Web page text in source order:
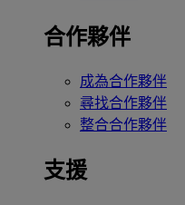
合作夥伴
成為合作夥伴
尋找合作夥伴
整合合作夥伴
支援